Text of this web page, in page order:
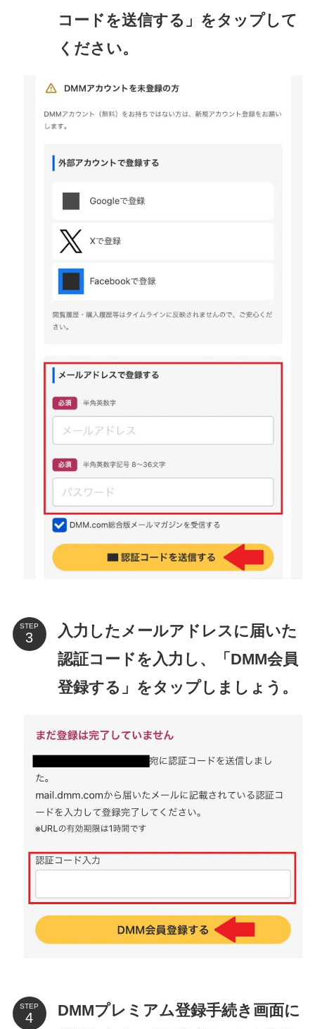
コードを送信する」をタップして
ください。
STEP
入力したメールアドレスに届いた
認証コードを入力し、「DMM会員
登録する」をタップしましょう。
STEP
DMMプレミアム登録手続き画面に